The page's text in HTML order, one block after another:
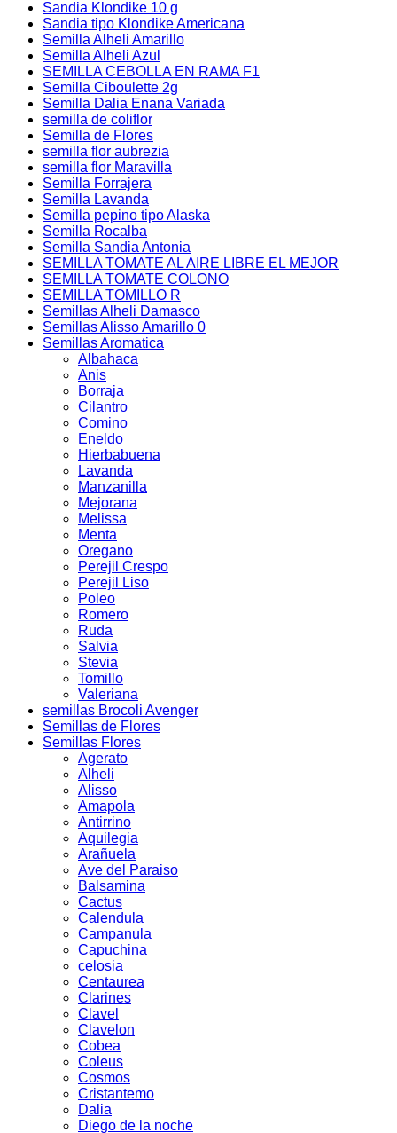
Sandia Klondike 10 g
Sandia tipo Klondike Americana
Semilla Alheli Amarillo
Semilla Alheli Azul
SEMILLA CEBOLLA EN RAMA F1
Semilla Ciboulette 2g
Semilla Dalia Enana Variada
semilla de coliflor
Semilla de Flores
semilla flor aubrezia
semilla flor Maravilla
Semilla Forrajera
Semilla Lavanda
Semilla pepino tipo Alaska
Semilla Rocalba
Semilla Sandia Antonia
SEMILLA TOMATE AL AIRE LIBRE EL MEJOR
SEMILLA TOMATE COLONO
SEMILLA TOMILLO R
Semillas Alheli Damasco
Semillas Alisso Amarillo 0
Semillas Aromatica
Albahaca
Anis
Borraja
Cilantro
Comino
Eneldo
Hierbabuena
Lavanda
Manzanilla
Mejorana
Melissa
Menta
Oregano
Perejil Crespo
Perejil Liso
Poleo
Romero
Ruda
Salvia
Stevia
Tomillo
Valeriana
semillas Brocoli Avenger
Semillas de Flores
Semillas Flores
Agerato
Alheli
Alisso
Amapola
Antirrino
Aquilegia
Arañuela
Ave del Paraiso
Balsamina
Cactus
Calendula
Campanula
Capuchina
celosia
Centaurea
Clarines
Clavel
Clavelon
Cobea
Coleus
Cosmos
Cristantemo
Dalia
Diego de la noche